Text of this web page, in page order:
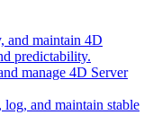
and maintain 4D
predictability.
manage 4D Server
and maintain stable